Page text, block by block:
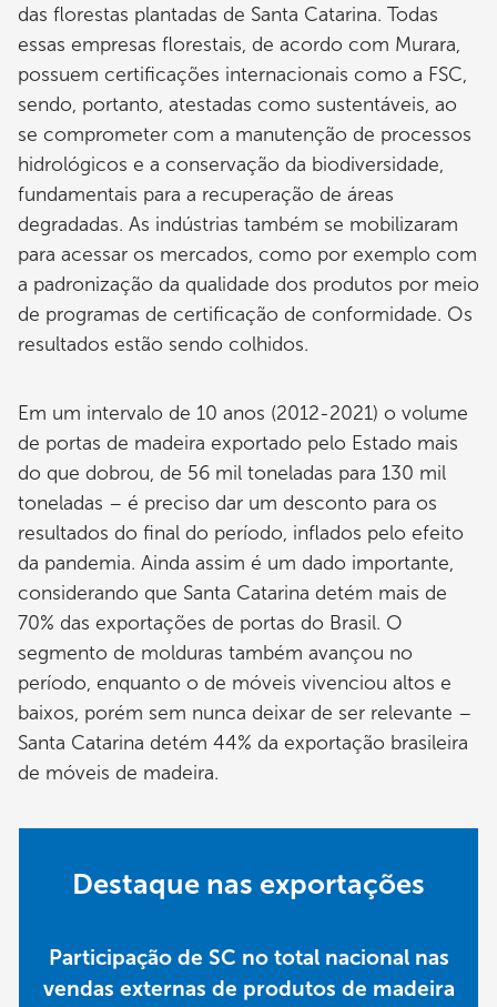
das florestas plantadas de Santa Catarina. Todas
essas empresas florestais, de acordo com Murara,
possuem certificações internacionais como a FSC,
sendo, portanto, atestadas como sustentáveis, ao
se comprometer com a manutenção de processos
hidrológicos e a conservação da biodiversidade,
fundamentais para a recuperação de áreas
degradadas. As indústrias também se mobilizaram
para acessar os mercados, como por exemplo com
a padronização da qualidade dos produtos por meio
de programas de certificação de conformidade. Os
resultados estão sendo colhidos.
Em um intervalo de 10 anos (2012-2021) o volume
de portas de madeira exportado pelo Estado mais
do que dobrou, de 56 mil toneladas para 130 mil
toneladas – é preciso dar um desconto para os
resultados do final do período, inflados pelo efeito
da pandemia. Ainda assim é um dado importante,
considerando que Santa Catarina detém mais de
70% das exportações de portas do Brasil. O
segmento de molduras também avançou no
período, enquanto o de móveis vivenciou altos e
baixos, porém sem nunca deixar de ser relevante –
Santa Catarina detém 44% da exportação brasileira
de móveis de madeira.
Destaque nas exportações
Participação de SC no total nacional nas
vendas externas de produtos de madeira